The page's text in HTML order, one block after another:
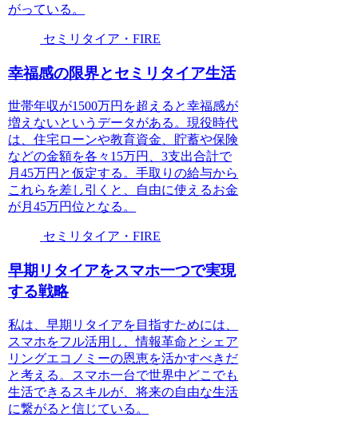
がっている。
セミリタイア・FIRE
幸福感の限界とセミリタイア生活
世帯年収が1500万円を超えると幸福感が
増えないというデータがある。現役時代
は、住宅ローンや教育資金、貯蓄や保険
などの金額を各々15万円、3支出合計で
月45万円と仮定する。手取りの給与から
これらを差し引くと、自由に使えるお金
が月45万円位となる。
セミリタイア・FIRE
早期リタイアをスマホ一つで実現
する戦略
私は、早期リタイアを目指すためには、
スマホをフル活用し、情報革命とシェア
リングエコノミーの恩恵を活かすべきだ
と考える。スマホ一台で世界中どこでも
生活できるスキルが、将来の自由な生活
に繋がると信じている。